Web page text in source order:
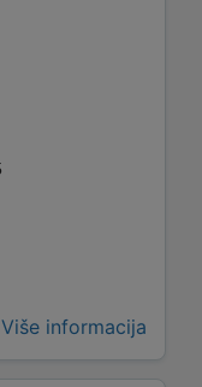
Više informacija